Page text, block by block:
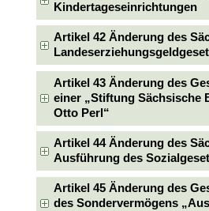
Kindertageseinrichtungen
Artikel 42 Änderung des
Artikel 43 Änderung des
einer „Stiftung Sächsische
Otto Perl“
Artikel 44 Änderung des
Ausführung des
Artikel 45 Änderung des
des Sondervermögens